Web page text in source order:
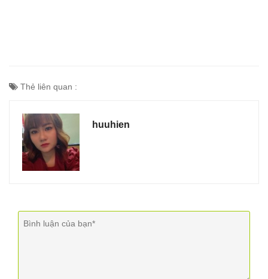
Thẻ liên quan :
huuhien